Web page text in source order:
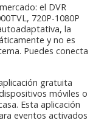
el DVR
720P-1080P
la
y no es
Puedes conecta
gratuita
móviles o
Esta aplicación
eventos activados